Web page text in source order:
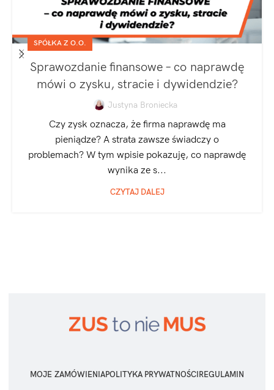
SPÓŁKA Z O.O.
Sprawozdanie finansowe – co naprawdę
mówi o zysku, stracie i dywidendzie?
Justyna Broniecka
Czy zysk oznacza, że firma naprawdę ma
pieniądze? A strata zawsze świadczy o
problemach? W tym wpisie pokazuję, co naprawdę
wynika ze s...
CZYTAJ DALEJ
MOJE ZAMÓWIENIAPOLITYKA PRYWATNOŚCI REGULAMIN